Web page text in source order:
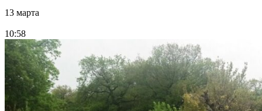
13 марта
10:58